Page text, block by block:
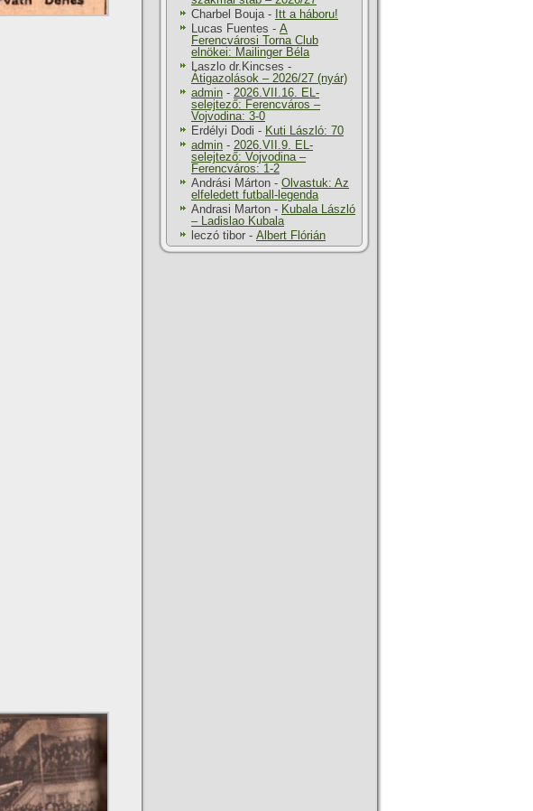
Charbel Bouja- Itt a háboru!
Lucas Fuentes - A
Ferencvárosi Torna Club
elnökei: Mailinger Béla
Laszlo dr.Kincses -
Átigazolások – 2026/27 (nyár)
admin - 2026.VII.16. EL-
selejtező: Ferencváros –
Vojvodina: 3-0
Erdélyi Dodi - Kuti László: 70
admin - 2026.VII.9. EL-
selejtező: Vojvodina –
Ferencváros: 1-2
Andrási Márton - Olvastuk: Az
elfeledett futball-legenda
Andrasi Marton - Kubala László
– Ladislao Kubala
leczó tibor - Albert Flórián